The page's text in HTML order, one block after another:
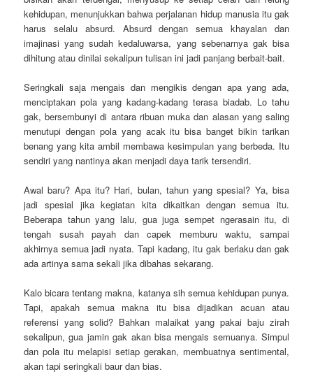
kehidupan, menunjukkan bahwa perjalanan hidup manusia itu gak
harus selalu absurd. Absurd dengan semua khayalan dan
imajinasi yang sudah kedaluwarsa, yang sebenarnya gak bisa
dihitung atau dinilai sekalipun tulisan ini jadi panjang berbait-bait.
Seringkali saja mengais dan mengikis dengan apa yang ada,
menciptakan pola yang kadang-kadang terasa biadab. Lo tahu
gak, bersembunyi di antara ribuan muka dan alasan yang saling
menutupi dengan pola yang acak itu bisa banget bikin tarikan
benang yang kita ambil membawa kesimpulan yang berbeda. Itu
sendiri yang nantinya akan menjadi daya tarik tersendiri.
Awal baru? Apa itu? Hari, bulan, tahun yang spesial? Ya, bisa
jadi spesial jika kegiatan kita dikaitkan dengan semua itu.
Beberapa tahun yang lalu, gua juga sempet ngerasain itu, di
tengah susah payah dan capek memburu waktu, sampai
akhirnya semua jadi nyata. Tapi kadang, itu gak berlaku dan gak
ada artinya sama sekali jika dibahas sekarang.
Kalo bicara tentang makna, katanya sih semua kehidupan punya.
Tapi, apakah semua makna itu bisa dijadikan acuan atau
referensi yang solid? Bahkan malaikat yang pakai baju zirah
sekalipun, gua jamin gak akan bisa mengais semuanya. Simpul
dan pola itu melapisi setiap gerakan, membuatnya sentimental,
akan tapi seringkali baur dan bias.